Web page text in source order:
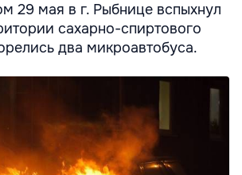
29 мая в г. Рыбнице вспыхнул
сахарно-спиртового
два микроавтобуса.